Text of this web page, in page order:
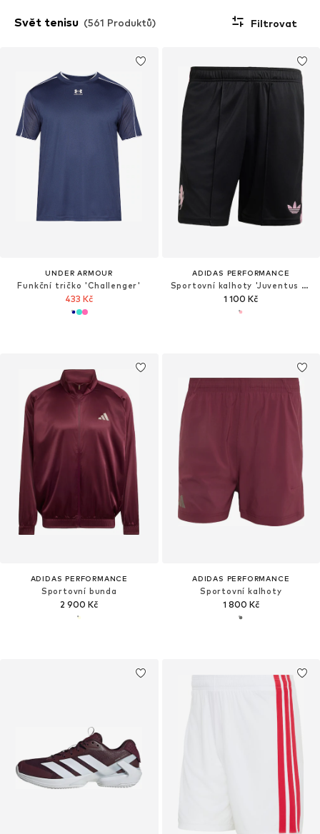
Svět tenisu (561 Produktů) Filtrovat
UNDER ARMOUR
Funkční tričko 'Challenger'
433 Kč
ADIDAS PERFORMANCE
Sportovní kalhoty 'Juventus Turin 26/27'
1 100 Kč
ADIDAS PERFORMANCE
Sportovní bunda
2 900 Kč
ADIDAS PERFORMANCE
Sportovní kalhoty
1 800 Kč